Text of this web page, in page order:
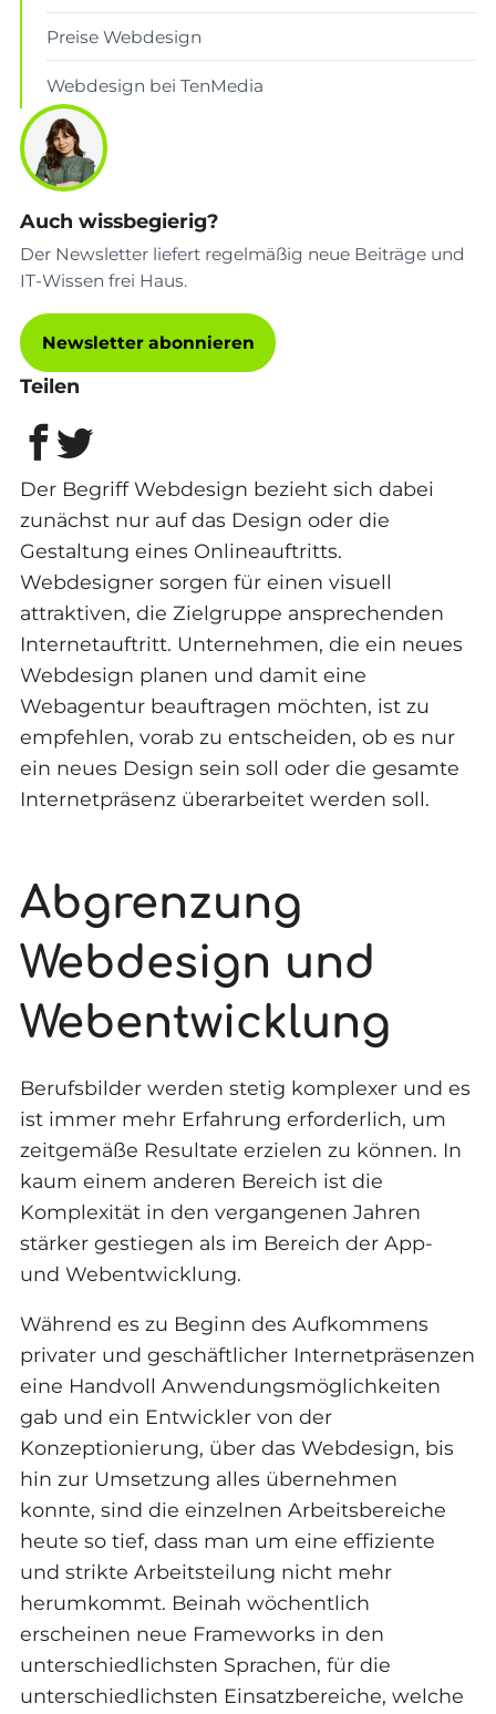
Preise Webdesign
Webdesign bei TenMedia
Auch wissbegierig?
Der Newsletter liefert regelmäßig neue Beiträge und
IT-Wissen frei Haus.
Newsletter abonnieren
Teilen
Der Begriff Webdesign bezieht sich dabei
zunächst nur auf das Design oder die
Gestaltung eines Onlineauftritts.
Webdesigner sorgen für einen visuell
attraktiven, die Zielgruppe ansprechenden
Internetauftritt. Unternehmen, die ein neues
Webdesign planen und damit eine
Webagentur beauftragen möchten, ist zu
empfehlen, vorab zu entscheiden, ob es nur
ein neues Design sein soll oder die gesamte
Internetpräsenz überarbeitet werden soll.
Abgrenzung
Webdesign und
Webentwicklung
Berufsbilder werden stetig komplexer und es
ist immer mehr Erfahrung erforderlich, um
zeitgemäße Resultate erzielen zu können. In
kaum einem anderen Bereich ist die
Komplexität in den vergangenen Jahren
stärker gestiegen als im Bereich der App-
und Webentwicklung.
Während es zu Beginn des Aufkommens
privater und geschäftlicher Internetpräsenzen
eine Handvoll Anwendungsmöglichkeiten
gab und ein Entwickler von der
Konzeptionierung, über das Webdesign, bis
hin zur Umsetzung alles übernehmen
konnte, sind die einzelnen Arbeitsbereiche
heute so tief, dass man um eine effiziente
und strikte Arbeitsteilung nicht mehr
herumkommt. Beinah wöchentlich
erscheinen neue Frameworks in den
unterschiedlichsten Sprachen, für die
unterschiedlichsten Einsatzbereiche, welche